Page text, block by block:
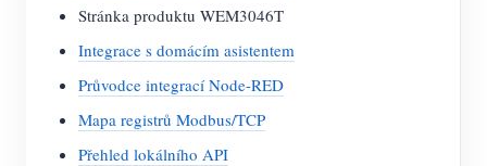
Stránka produktu WEM3046T
Integrace s domácím asistentem
Průvodce integrací Node-RED
Mapa registrů Modbus/TCP
Přehled lokálního API